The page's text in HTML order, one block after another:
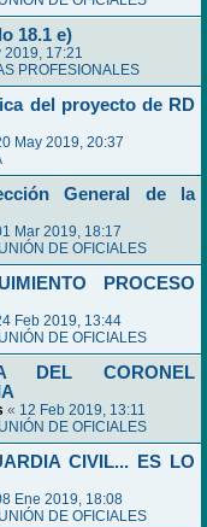
18.1 e)
2019, 17:21
PROFESIONALES
del proyecto de RD
May 2019, 20:37
General de la
Mar 2019, 18:17
DE OFICIALES
PROCESO
Feb 2019, 13:44
DE OFICIALES
DEL CORONEL
« 12 Feb 2019, 13:11
DE OFICIALES
CIVIL... ES LO
Ene 2019, 18:08
DE OFICIALES